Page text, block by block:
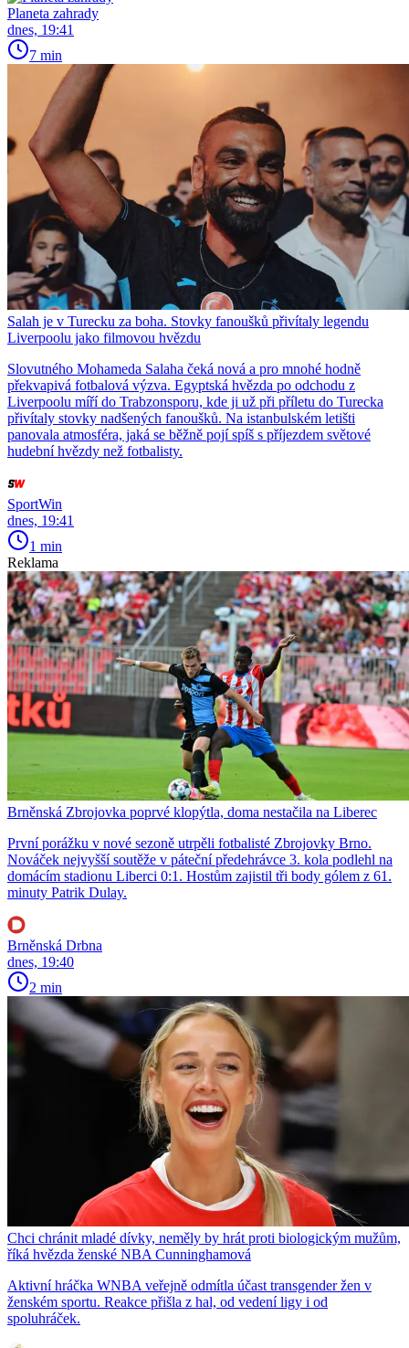
Planeta zahrady
dnes, 19:41
7 min
Salah je v Turecku za boha. Stovky fanoušků přivítaly legendu
Liverpoolu jako filmovou hvězdu
Slovutného Mohameda Salaha čeká nová a pro mnohé hodně
překvapivá fotbalová výzva. Egyptská hvězda po odchodu z
Liverpoolu míří do Trabzonsporu, kde ji už při příletu do Turecka
přivítaly stovky nadšených fanoušků. Na istanbulském letišti
panovala atmosféra, jaká se běžně pojí spíš s příjezdem světové
hudební hvězdy než fotbalisty.
SportWin
dnes, 19:41
1 min
Reklama
Brněnská Zbrojovka poprvé klopýtla, doma nestačila na Liberec
První porážku v nové sezoně utrpěli fotbalisté Zbrojovky Brno.
Nováček nejvyšší soutěže v páteční předehrávce 3. kola podlehl na
domácím stadionu Liberci 0:1. Hostům zajistil tři body gólem z 61.
minuty Patrik Dulay.
Brněnská Drbna
dnes, 19:40
2 min
Chci chránit mladé dívky, neměly by hrát proti biologickým mužům,
říká hvězda ženské NBA Cunninghamová
Aktivní hráčka WNBA veřejně odmítla účast transgender žen v
ženském sportu. Reakce přišla z hal, od vedení ligy i od
spoluhráček.